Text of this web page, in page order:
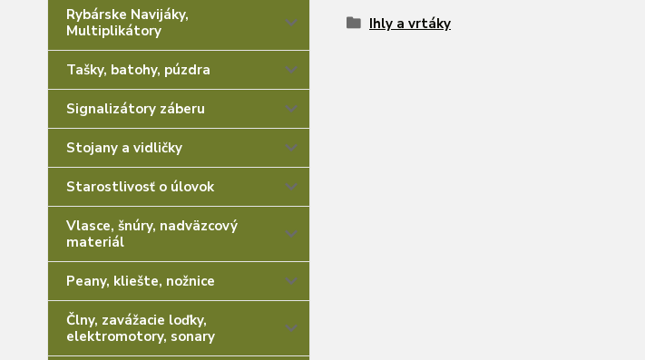
Rybárske Navijáky,
Multiplikátory
Tašky, batohy, púzdra
Signalizátory záberu
Stojany a vidličky
Starostlivosť o úlovok
Vlasce, šnúry, nadväzcový
materiál
Peany, kliešte, nožnice
Člny, zavážacie loďky,
elektromotory, sonary
Ihly a vrtáky